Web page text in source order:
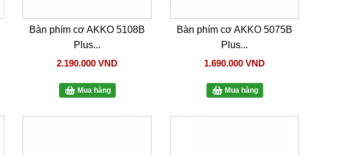
Bàn phím cơ AKKO 5108B
Plus...
2.190.000 VND
Mua hàng
Bàn phím cơ AKKO 5075B
Plus...
1.690.000 VND
Mua hàng